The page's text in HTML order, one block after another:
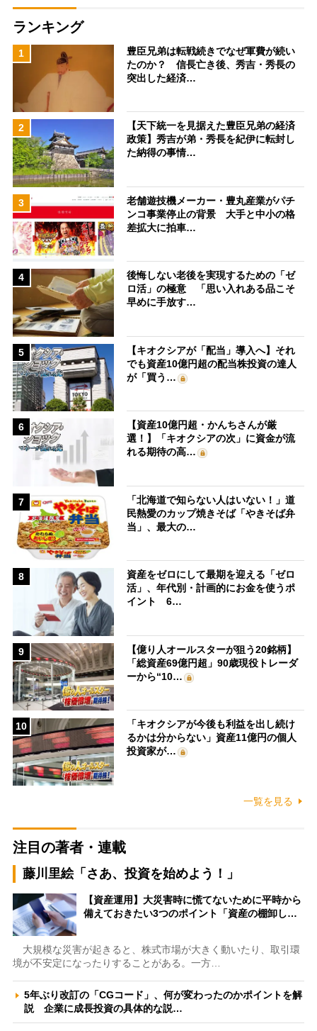
ランキング
1
豊臣兄弟は転戦続きでなぜ軍費が続い
たのか？ 信長亡き後、秀吉・秀長の
突出した経済…
2
【天下統一を見据えた豊臣兄弟の経済
政策】秀吉が弟・秀長を紀伊に転封し
た納得の事情…
3
老舗遊技機メーカー・豊丸産業がパチ
ンコ事業停止の背景 大手と中小の格
差拡大に拍車…
4
後悔しない老後を実現するための「ゼ
ロ活」の極意 「思い入れある品こそ
早めに手放す…
5
【キオクシアが「配当」導入へ】それ
でも資産10億円超の配当株投資の達人
が「買う…
6
【資産10億円超・かんちさんが厳
選！】「キオクシアの次」に資金が流
れる期待の高…
7
「北海道で知らない人はいない！」道
民熱愛のカップ焼きそば「やきそば弁
当」、最大の…
8
資産をゼロにして最期を迎える「ゼロ
活」、年代別・計画的にお金を使うポ
イント 6…
9
【億り人オールスターが狙う20銘柄】
「総資産69億円超」90歳現役トレーダ
ーから“10…
10
「キオクシアが今後も利益を出し続け
るかは分からない」資産11億円の個人
投資家が…
一覧を見る
注目の著者・連載
藤川里絵「さあ、投資を始めよう！」
【資産運用】大災害時に慌てないために平時から
備えておきたい3つのポイント「資産の棚卸し…
大規模な災害が起きると、株式市場が大きく動いたり、取引環
境が不安定になったりすることがある。一方…
5年ぶり改訂の「CGコード」、何が変わったのかポイントを解
説 企業に成長投資の具体的な説…